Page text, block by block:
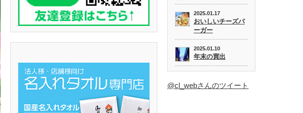
2025.01.17
おいしいチーズバ
ーガー
2025.01.10
年末の買出
@cl_webさんのツイート